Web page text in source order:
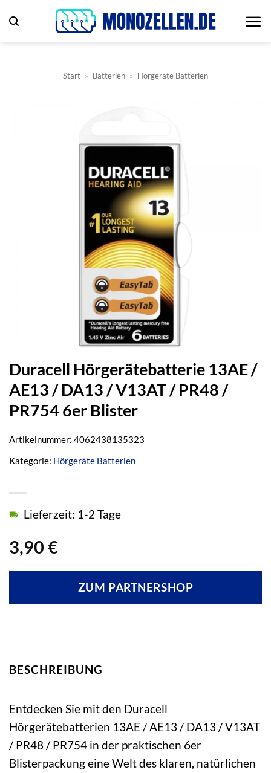
Inhalt
Start » Batterien » Hörgeräte Batterien
Duracell Hörgerätebatterie 13AE /
AE13 / DA13 / V13AT / PR48 /
PR754 6er Blister
3,90 €
Lieferzeit: 1-2 Tage
ZUM PARTNERSHOP
Artikelnummer: 4062438135323
Kategorie: Hörgeräte Batterien
BESCHREIBUNG
Entdecken Sie mit den Duracell
Hörgerätebatterien 13AE / AE13 / DA13 / V13AT
/ PR48 / PR754 in der praktischen 6er
Blisterpackung eine Welt des klaren, natürlichen